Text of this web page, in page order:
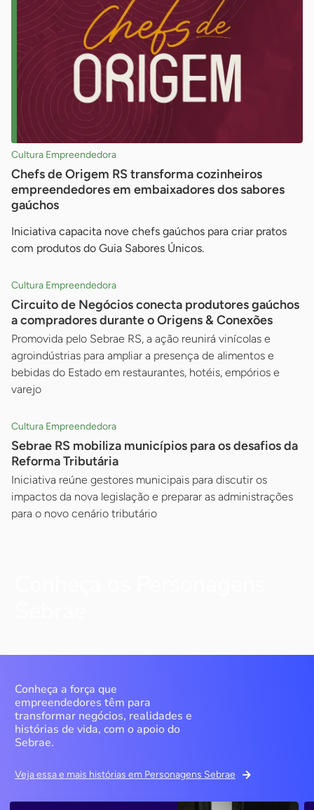
Cultura Empreendedora
Chefs de Origem RS transforma cozinheiros
empreendedores em embaixadores dos sabores
gaúchos
Iniciativa capacita nove chefs gaúchos para criar pratos
com produtos do Guia Sabores Únicos.
Cultura Empreendedora
Circuito de Negócios conecta produtores gaúchos
a compradores durante o Origens & Conexões
Promovida pelo Sebrae RS, a ação reunirá vinícolas e
agroindústrias para ampliar a presença de alimentos e
bebidas do Estado em restaurantes, hotéis, empórios e
varejo
Cultura Empreendedora
Sebrae RS mobiliza municípios para os desafios da
Reforma Tributária
Iniciativa reúne gestores municipais para discutir os
impactos da nova legislação e preparar as administrações
para o novo cenário tributário
Conheça a força que
empreendedores têm para
transformar negócios, realidades e
histórias de vida, com o apoio do
Sebrae.
Veja essa e mais histórias em Personagens Sebrae